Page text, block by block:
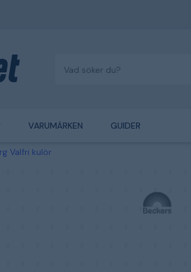
VARUMÄRKEN GUIDER
Valfri kulör